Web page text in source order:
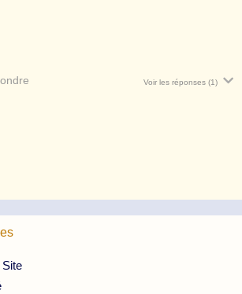
Voir les réponses (1)